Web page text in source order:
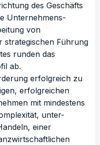
des Geschäfts
Unternehmens-
von
strategischen Führung
runden das
ab.
erfolgreich zu
erfolgreichen
mit mindestens
unter-
einer